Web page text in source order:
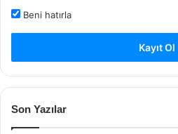
Beni hatırla
Kayıt Ol
Son Yazılar